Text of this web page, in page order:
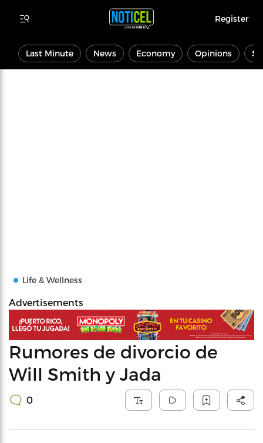
Register
Last Minute News Economy Opinions
Life & Wellness
Advertisements
Rumores de divorcio de
Will Smith y Jada
0